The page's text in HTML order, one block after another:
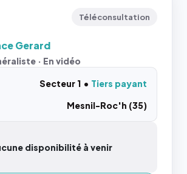
Téléconsultation
Gerard
· En vidéo
Secteur 1
Tiers payant
Mesnil-Roc'h (35)
disponibilité à venir